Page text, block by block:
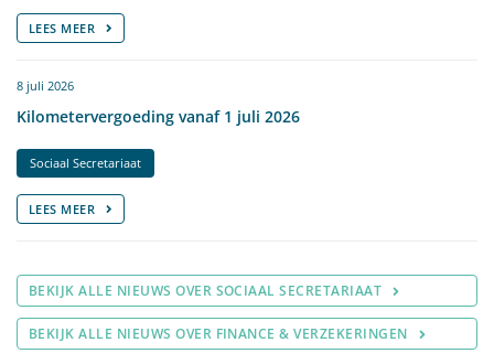
LEES MEER
8 juli 2026
Kilometervergoeding vanaf 1 juli 2026
Sociaal Secretariaat
LEES MEER
BEKIJK ALLE NIEUWS OVER SOCIAAL SECRETARIAAT
BEKIJK ALLE NIEUWS OVER FINANCE & VERZEKERINGEN